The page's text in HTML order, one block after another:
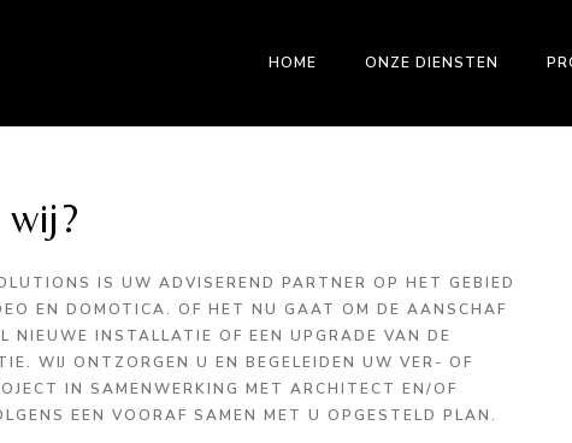
HOME ONZE DIENSTEN
IS UW ADVISEREND PARTNER OP HET GEBIED
EN DOMOTICA. OF HET NU GAAT OM DE AANSCHAF
NIEUWE INSTALLATIE OF EEN UPGRADE VAN DE
WIJ ONTZORGEN U EN BEGELEIDEN UW VER- OF
IN SAMENWERKING MET ARCHITECT EN/OF
EEN VOORAF SAMEN MET U OPGESTELD PLAN.